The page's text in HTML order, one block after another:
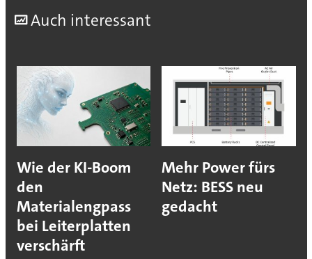
Auch interessant
Wie der KI-Boom
den
Materialengpass
bei Leiterplatten
verschärft
Mehr Power fürs
Netz: BESS neu
gedacht